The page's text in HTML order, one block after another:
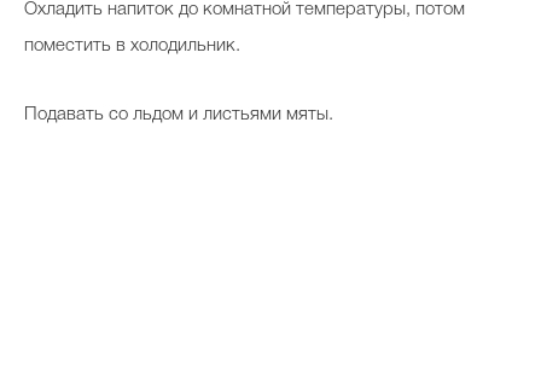
Охладить напиток до комнатной температуры, потом
поместить в холодильник.
Подавать со льдом и листьями мяты.